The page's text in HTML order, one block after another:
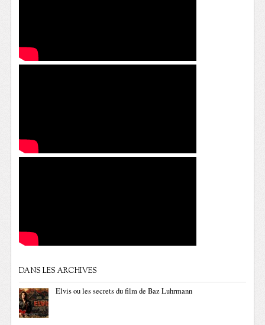
DANS LES ARCHIVES
Elvis ou les secrets du film de Baz Luhrmann